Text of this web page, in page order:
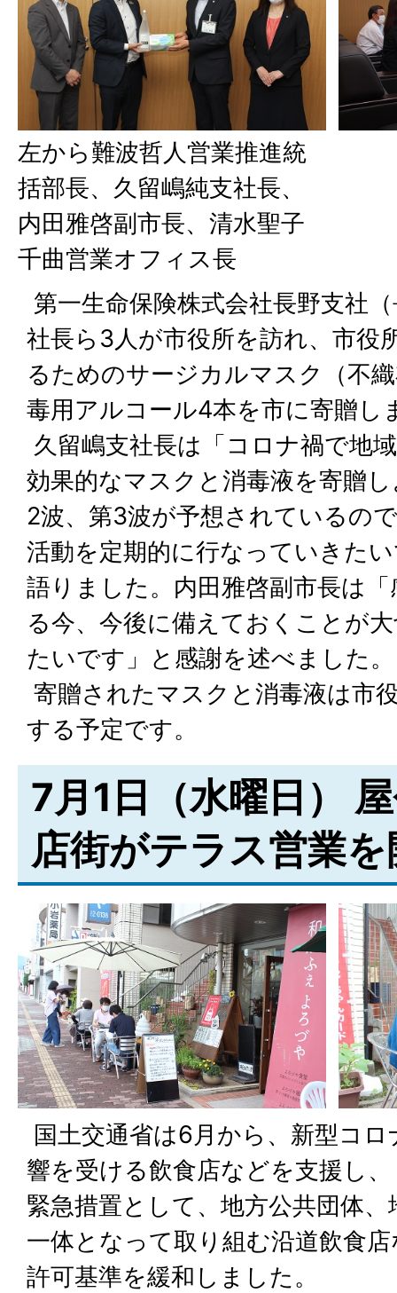
左から難波哲人営業推進統
括部長、久留嶋純支社長、
内田雅啓副市長、清水聖子
千曲営業オフィス長
第一生命保険株式会社長野支社
社長ら3人が市役所を訪れ、市役
るためのサージカルマスク（不
毒用アルコール4本を市に寄贈し
久留嶋支社長は「コロナ禍で地
効果的なマスクと消毒液を寄贈
2波、第3波が予想されているの
活動を定期的に行なっていきた
語りました。内田雅啓副市長は
る今、今後に備えておくことが
たいです」と感謝を述べました。
寄贈されたマスクと消毒液は市
する予定です。
7月1日（水曜日）
店街がテラス営業を
国土交通省は6月から、新型コ
響を受ける飲食店などを支援し
緊急措置として、地方公共団体
一体となって取り組む沿道飲食
許可基準を緩和しました。